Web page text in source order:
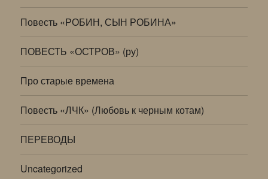
Повесть «РОБИН, СЫН РОБИНА»
ПОВЕСТЬ «ОСТРОВ» (ру)
Про старые времена
Повесть «ЛЧК» (Любовь к черным котам)
ПЕРЕВОДЫ
Uncategorized